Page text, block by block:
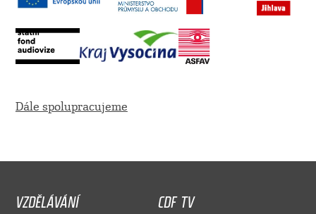
Dále spolupracujeme
VZDĚLÁVÁNÍ
CDF TV